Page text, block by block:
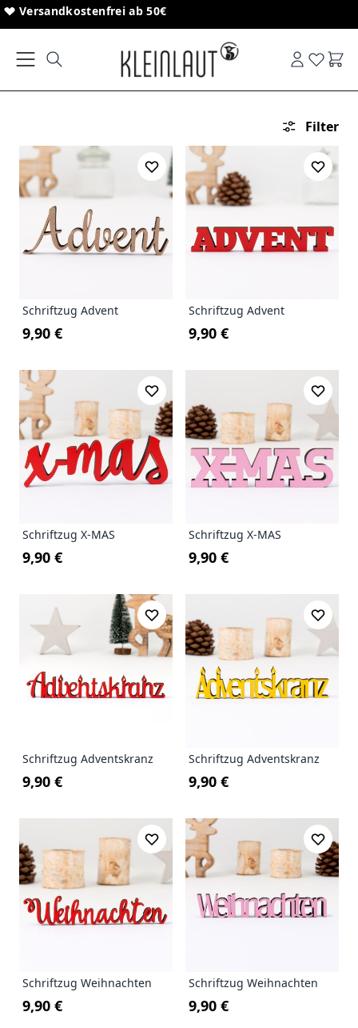
Direkt zum Inhalt
Versandkostenfrei ab 50€
Sonderanfertigungen von Schriftzügen
Filter
Schriftzug Advent
9,90 €
Schriftzug Advent
9,90 €
Schriftzug X-MAS
9,90 €
Schriftzug X-MAS
9,90 €
Schriftzug Adventskranz
9,90 €
Schriftzug Adventskranz
9,90 €
Schriftzug Weihnachten
9,90 €
Schriftzug Weihnachten
9,90 €